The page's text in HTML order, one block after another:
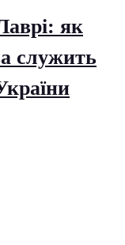
як
служить